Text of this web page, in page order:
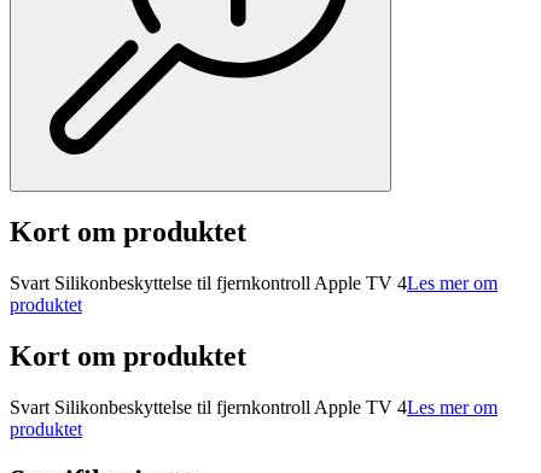
Kort om produktet
Svart Silikonbeskyttelse til fjernkontroll Apple TV 4Les mer om
produktet
Kort om produktet
Svart Silikonbeskyttelse til fjernkontroll Apple TV 4Les mer om
produktet